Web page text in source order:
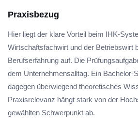
Praxisbezug
Hier liegt der klare Vorteil beim IHK-
Wirtschaftsfachwirt und der Betriebswirt
Berufserfahrung auf. Die
dem Unternehmensalltag. Ein Bachelor-
dagegen überwiegend theoretisches
Praxisrelevanz hängt stark von der
gewählten Schwerpunkt ab.